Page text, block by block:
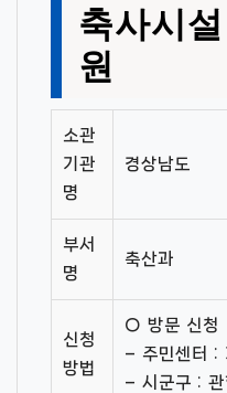
축사시
원
소관
기관
명
경상남도
부서
명
축산과
신청
방법
○ 방문 신청
– 주민센터 :
– 시군구 :